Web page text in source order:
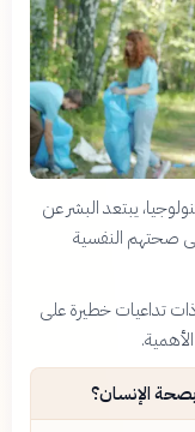
يبتعد البشر عن
صحتهم النفسية
ذات تداعيات خطيرة على
الإنسان؟